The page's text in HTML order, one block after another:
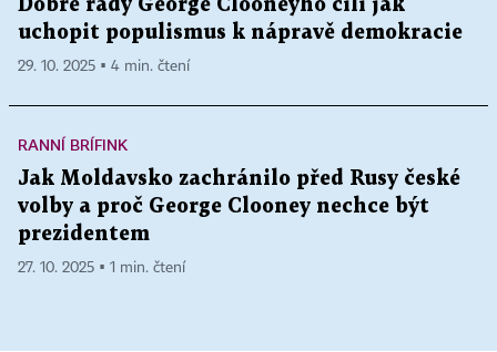
Dobré rady George Clooneyho čili jak
uchopit populismus k nápravě demokracie
29. 10. 2025 ▪ 4 min. čtení
RANNÍ BRÍFINK
Jak Moldavsko zachránilo před Rusy české
volby a proč George Clooney nechce být
prezidentem
27. 10. 2025 ▪ 1 min. čtení